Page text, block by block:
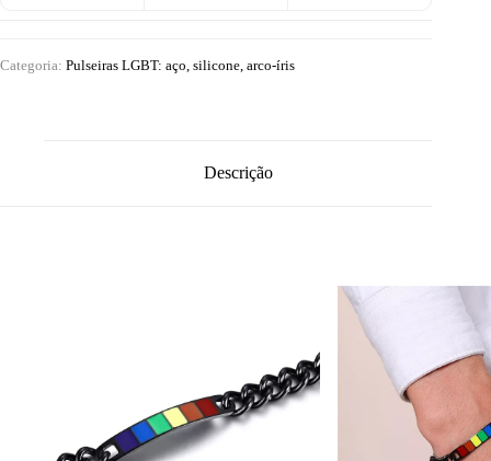
Categoria: Pulseiras LGBT: aço, silicone, arco-íris
Descrição